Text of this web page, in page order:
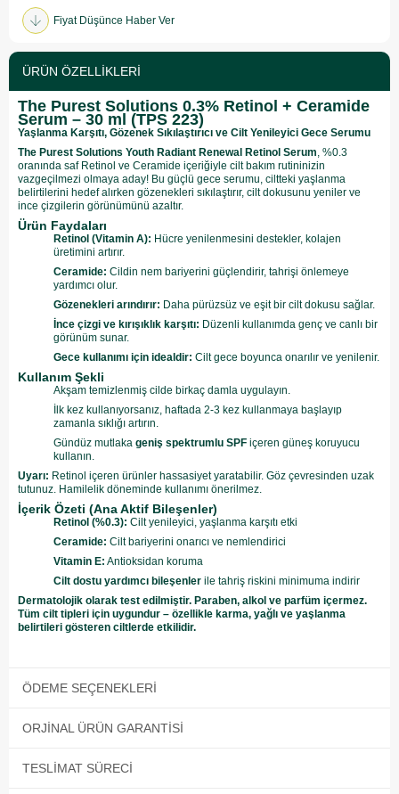
Fiyat Düşünce Haber Ver
ÜRÜN ÖZELLIKLERI
The Purest Solutions 0.3% Retinol + Ceramide
Serum – 30 ml (TPS 223)
Yaşlanma Karşıtı, Gözenek Sıkılaştırıcı ve Cilt Yenileyici Gece Serumu
The Purest Solutions Youth Radiant Renewal Retinol Serum, %0.3
oranında saf Retinol ve Ceramide içeriğiyle cilt bakım rutininizin
vazgeçilmezi olmaya aday! Bu güçlü gece serumu, ciltteki yaşlanma
belirtilerini hedef alırken gözenekleri sıkılaştırır, cilt dokusunu yeniler ve
ince çizgilerin görünümünü azaltır.
Ürün Faydaları
Retinol (Vitamin A): Hücre yenilenmesini destekler, kolajen
üretimini artırır.
Ceramide: Cildin nem bariyerini güçlendirir, tahrişi önlemeye
yardımcı olur.
Gözenekleri arındırır: Daha pürüzsüz ve eşit bir cilt dokusu sağlar.
İnce çizgi ve kırışıklık karşıtı: Düzenli kullanımda genç ve canlı bir
görünüm sunar.
Gece kullanımı için idealdir: Cilt gece boyunca onarılır ve yenilenir.
Kullanım Şekli
Akşam temizlenmiş cilde birkaç damla uygulayın.
İlk kez kullanıyorsanız, haftada 2-3 kez kullanmaya başlayıp
zamanla sıklığı artırın.
Gündüz mutlaka geniş spektrumlu SPF içeren güneş koruyucu
kullanın.
Uyarı: Retinol içeren ürünler hassasiyet yaratabilir. Göz çevresinden uzak
tutunuz. Hamilelik döneminde kullanımı önerilmez.
İçerik Özeti (Ana Aktif Bileşenler)
Retinol (%0.3): Cilt yenileyici, yaşlanma karşıtı etki
Ceramide: Cilt bariyerini onarıcı ve nemlendirici
Vitamin E: Antioksidan koruma
Cilt dostu yardımcı bileşenler ile tahriş riskini minimuma indirir
Dermatolojik olarak test edilmiştir. Paraben, alkol ve parfüm içermez.
Tüm cilt tipleri için uygundur – özellikle karma, yağlı ve yaşlanma
belirtileri gösteren ciltlerde etkilidir.
ÖDEME SEÇENEKLERI
ORJINAL ÜRÜN GARANTISI
TESLIMAT SÜRECI